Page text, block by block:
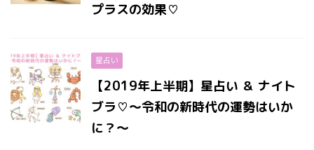
プラスの効果♡
星占い
【2019年上半期】星占い ＆ ナイト
ブラ♡〜令和の新時代の運勢はいか
に？〜